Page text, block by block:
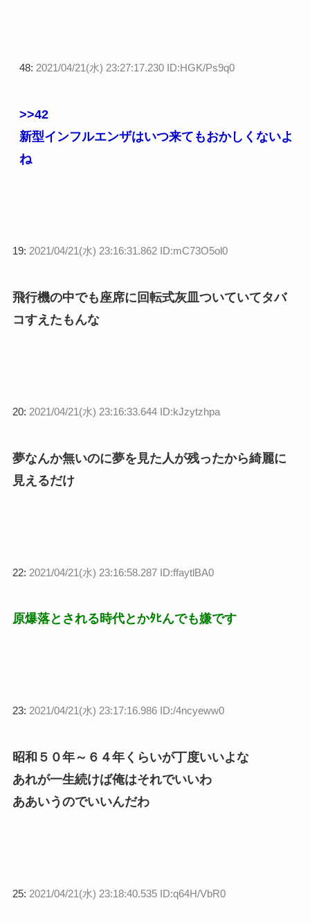
48: 2021/04/21(水) 23:27:17.230 ID:HGK/Ps9q0
>>42
新型インフルエンザはいつ来てもおかしくないよ
ね
19: 2021/04/21(水) 23:16:31.862 ID:mC73O5ol0
飛行機の中でも座席に回転式灰皿ついていてタバ
コすえたもんな
20: 2021/04/21(水) 23:16:33.644 ID:kJzytzhpa
夢なんか無いのに夢を見た人が残ったから綺麗に
見えるだけ
22: 2021/04/21(水) 23:16:58.287 ID:ffaytlBA0
原爆落とされる時代とかﾀﾋんでも嫌です
23: 2021/04/21(水) 23:17:16.986 ID:/4ncyeww0
昭和５０年～６４年くらいが丁度いいよな
あれが一生続けば俺はそれでいいわ
ああいうのでいいんだわ
25: 2021/04/21(水) 23:18:40.535 ID:q64H/VbR0